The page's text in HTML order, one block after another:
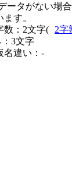
ータがない場
す。
数：2文字(
2字
3文字
名違い：-